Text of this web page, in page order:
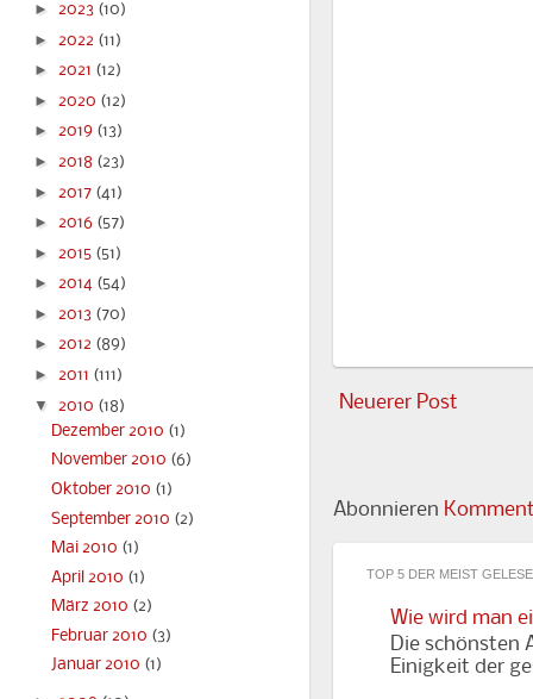
Neuerer Post
Abonnieren
TOP 5 DER MEIST
Wie wird man
Die schönsten
Einigkeit der
► 2023 (10)
► 2022 (11)
► 2021 (12)
► 2020 (12)
► 2019 (13)
► 2018 (23)
► 2017 (41)
► 2016 (57)
► 2015 (51)
► 2014 (54)
► 2013 (70)
► 2012 (89)
► 2011 (111)
▼ 2010 (18)
Dezember 2010 (1)
November 2010 (6)
Oktober 2010 (1)
September 2010 (2)
Mai 2010 (1)
April 2010 (1)
März 2010 (2)
Februar 2010 (3)
Januar 2010 (1)